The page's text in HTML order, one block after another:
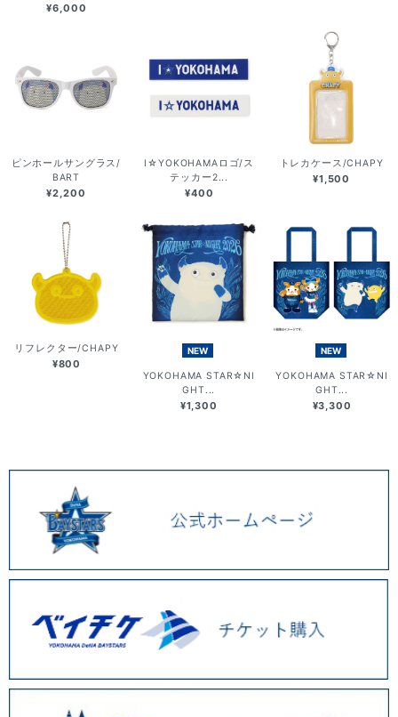
¥6,000
ピンホールサングラス/
BART
¥2,200
I☆YOKOHAMAロゴ/ス
テッカー2...
¥400
トレカケース/CHAPY
¥1,500
リフレクター/CHAPY
¥800
NEW
YOKOHAMA STAR☆NI
GHT...
¥1,300
NEW
YOKOHAMA STAR☆NI
GHT...
¥3,300